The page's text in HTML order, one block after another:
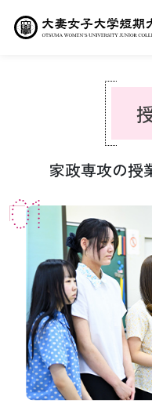
家政専攻の授
01